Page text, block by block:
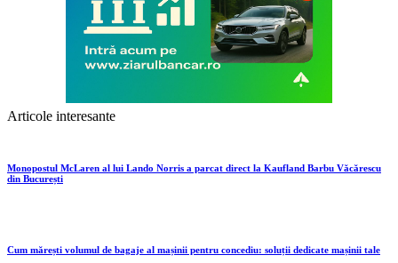
Articole interesante
Monopostul McLaren al lui Lando Norris a parcat direct la Kaufland Barbu Văcărescu
din București
Cum mărești volumul de bagaje al mașinii pentru concediu: soluții dedicate mașinii tale